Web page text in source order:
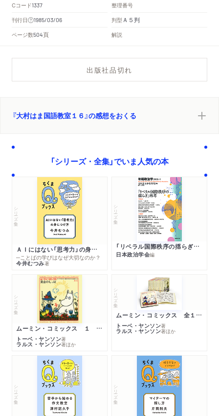
Cコード1337
整理番号
刊行日
1985/03/06 判型 Ａ５判
ページ数504頁 解説
出版社品切れ
『大村はま国語教室１６』の感想をおくる
「シリーズ・全集」でいま人気の本
シリーズ・全集
ＡＩにはない「思考力」の身につけ方
─ことばの学びはなぜ大切なのか？
今井むつみ著
シリーズ・全集
「リベラル国際秩序の揺らぎ」再考 年報政治学２０２６‐Ⅰ
日本政治学会編
シリーズ・全集
ムーミン・コミックス １ 黄金のしっぽ
トーベ・ヤンソン著
ラルス・ヤンソン著ほか
シリーズ・全集
ムーミン・コミックス 全１４巻セット
トーベ・ヤンソン著
ラルス・ヤンソン著ほか
シリーズ・全集 シリーズ・全集